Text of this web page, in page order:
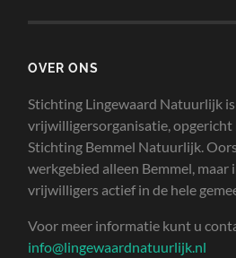
OVER ONS
Stichting Lingewaard Natuurlijk is
vrijwilligersorganisatie, opgericht
Stichting Bemmel Natuurlijk.
werkgebied alleen Bemmel, maar
vrijwilligers actief in de hele
Voor meer informatie kunt u
info@lingewaardnatuurlijk.nl